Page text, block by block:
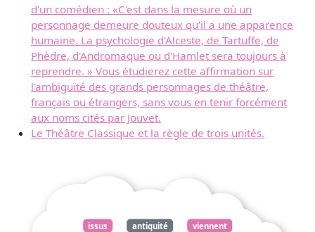
d'un comédien : «C'est dans la mesure où un
personnage demeure douteux qu'il a une apparence
humaine. La psychologie d'Alceste, de Tartuffe, de
Phèdre, d'Andromaque ou d'Hamlet sera toujours à
reprendre. » Vous étudierez cette affirmation sur
l'ambiguïté des grands personnages de théâtre,
français ou étrangers, sans vous en tenir forcément
aux noms cités par Jouvet.
Le Théâtre Classique et la règle de trois unités.
issus antiquité viennent